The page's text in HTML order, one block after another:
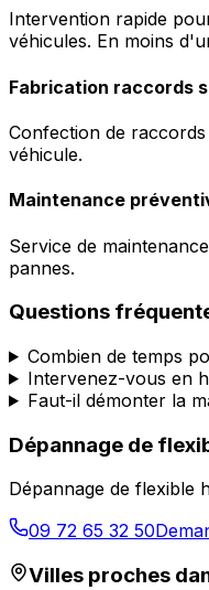
Intervention rapide
véhicules. En moins
Fabrication raccords
Confection de
véhicule.
Maintenance
Service de
pannes.
Questions
Combien de temps
Intervenez-vous en
Faut-il démonter la
Dépannage de
Dépannage de flexible
09 72 65 32 50
Villes proches